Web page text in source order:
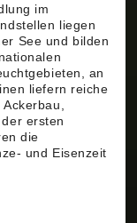
im
liegen
See und bilden
an
liefern reiche
ersten
die
und Eisenzeit